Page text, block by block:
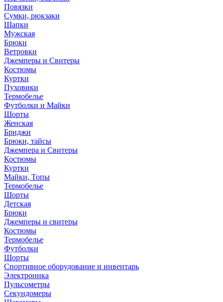
Повязки
Сумки, рюкзаки
Шапки
Мужская
Брюки
Ветровки
Джемперы и Свитеры
Костюмы
Куртки
Пуховики
Термобелье
Футболки и Майки
Шорты
Женская
Бриджи
Брюки, тайсы
Джемпера и Свитеры
Костюмы
Куртки
Майки, Топы
Термобелье
Шорты
Детская
Брюки
Джемперы и свитеры
Костюмы
Термобелье
Футболки
Шорты
Спортивное оборудование и инвентарь
Электроника
Пульсометры
Секундомеры